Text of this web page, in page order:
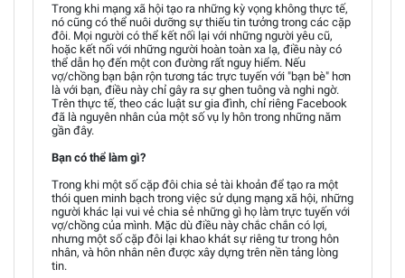
Trong khi mạng xã hội tạo ra những kỳ vọng không thực tế,
nó cũng có thể nuôi dưỡng sự thiếu tin tưởng trong các cặp
đôi. Mọi người có thể kết nối lại với những người yêu cũ,
hoặc kết nối với những người hoàn toàn xa lạ, điều này có
thể dẫn họ đến một con đường rất nguy hiểm. Nếu
vợ/chồng bạn bận rộn tương tác trực tuyến với "bạn bè" hơn
là với bạn, điều này chỉ gây ra sự ghen tuông và nghi ngờ.
Trên thực tế, theo các luật sư gia đình, chỉ riêng Facebook
đã là nguyên nhân của một số vụ ly hôn trong những năm
gần đây.
Bạn có thể làm gì?
Trong khi một số cặp đôi chia sẻ tài khoản để tạo ra một
thói quen minh bạch trong việc sử dụng mạng xã hội, những
người khác lại vui vẻ chia sẻ những gì họ làm trực tuyến với
vợ/chồng của mình. Mặc dù điều này chắc chắn có lợi,
nhưng một số cặp đôi lại khao khát sự riêng tư trong hôn
nhân, và hôn nhân nên được xây dựng trên nền tảng lòng
tin.